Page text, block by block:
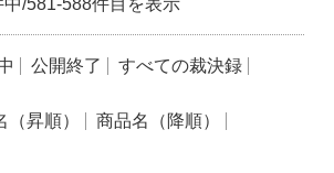
/581-588件目を表示
公開終了
すべての裁決録
（昇順） 商品名（降順）